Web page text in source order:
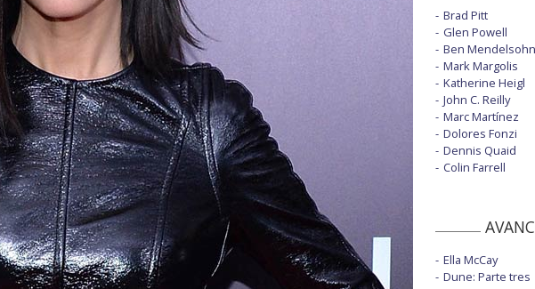
Brad Pitt
Glen Powell
Ben Mendelsohn
Mark Margolis
Katherine Heigl
John C. Reilly
Marc Martínez
Dolores Fonzi
Dennis Quaid
Colin Farrell
Ella McCay
Dune: Parte tres